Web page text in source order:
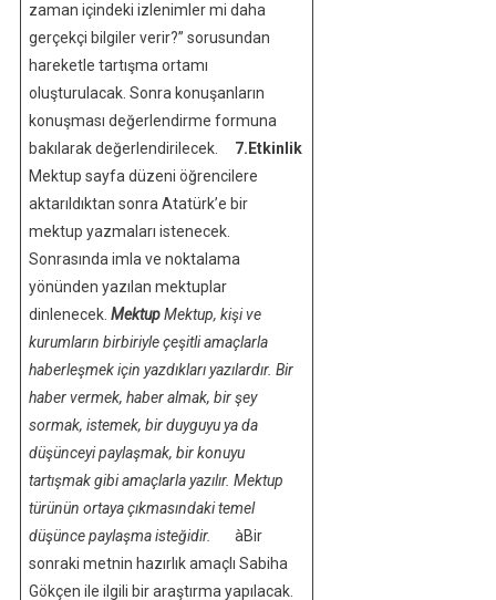
zaman içindeki izlenimler mi daha
gerçekçi bilgiler verir?” sorusundan
hareketle tartışma ortamı
oluşturulacak. Sonra konuşanların
konuşması değerlendirme formuna
bakılarak değerlendirilecek.
7.Etkinlik
Mektup sayfa düzeni öğrencilere
aktarıldıktan sonra Atatürk’e bir
mektup yazmaları istenecek.
Sonrasında imla ve noktalama
yönünden yazılan mektuplar
dinlenecek. MektupMektup, kişi ve
kurumların birbiriyle çeşitli amaçlarla
haberleşmek için yazdıkları yazılardır. Bir
haber vermek, haber almak, bir şey
sormak, istemek, bir duyguyu ya da
düşünceyi paylaşmak, bir konuyu
tartışmak gibi amaçlarla yazılır. Mektup
türünün ortaya çıkmasındaki temel
düşünce paylaşma isteğidir.
àBir
sonraki metnin hazırlık amaçlı Sabiha
Gökçen ile ilgili bir araştırma yapılacak.